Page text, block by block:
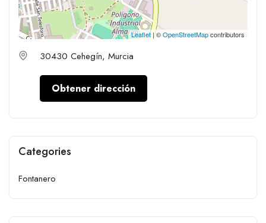
Leaflet | ©OpenStreetMapcontributors
30430 Cehegín, Murcia
Obtener dirección
Categories
Fontanero